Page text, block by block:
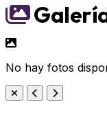
No hay fotos